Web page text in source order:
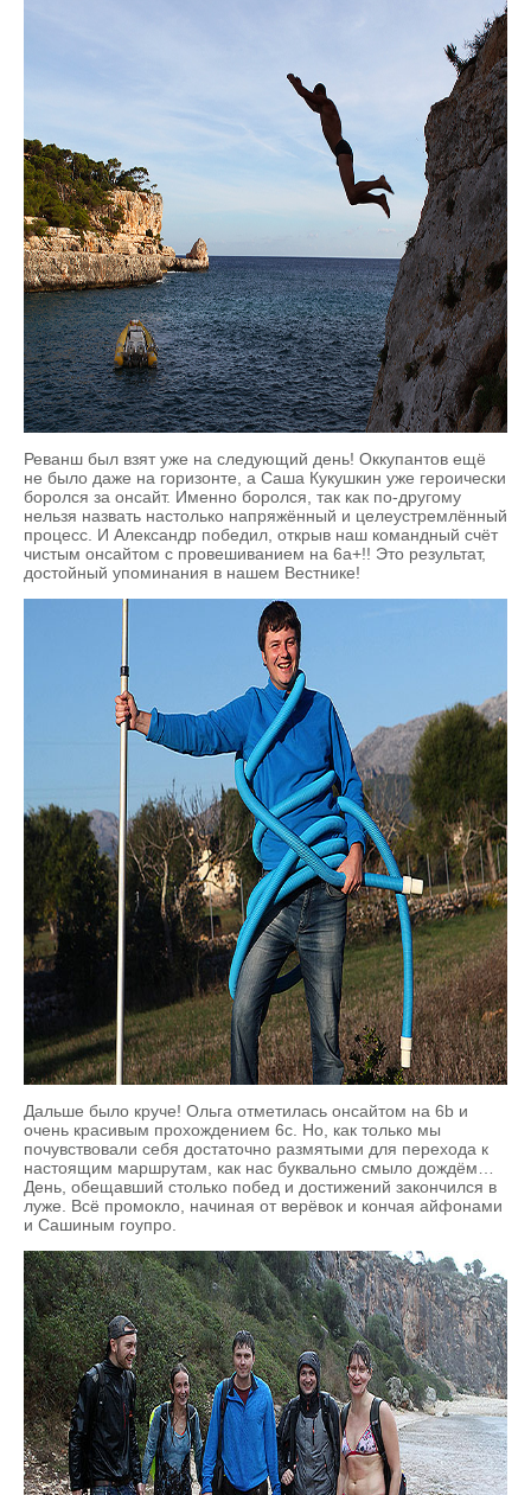
Реванш был взят уже на следующий день! Оккупантов ещё
не было даже на горизонте, а Саша Кукушкин уже героически
боролся за онсайт. Именно боролся, так как по-другому
нельзя назвать настолько напряжённый и целеустремлённый
процесс. И Александр победил, открыв наш командный счёт
чистым онсайтом с провешиванием на 6а+!! Это результат,
достойный упоминания в нашем Вестнике!
Дальше было круче! Ольга отметилась онсайтом на 6b и
очень красивым прохождением 6с. Но, как только мы
почувствовали себя достаточно размятыми для перехода к
настоящим маршрутам, как нас буквально смыло дождём…
День, обещавший столько побед и достижений закончился в
луже. Всё промокло, начиная от верёвок и кончая айфонами
и Сашиным гоупро.